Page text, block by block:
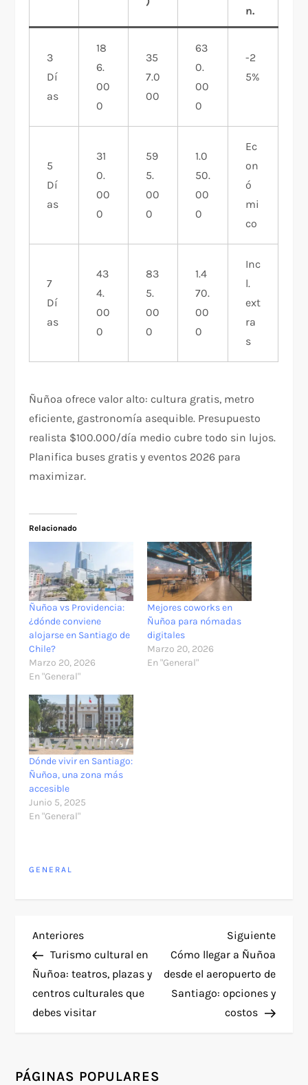
n.
3
Dí
as
18
6.
00
0
35
7.0
00
63
0.
00
0
-2
5%
5
Dí
as
31
0.
00
0
59
5.
00
0
1.0
50.
00
0
Ec
on
ó
mi
co
7
Dí
as
43
4.
00
0
83
5.
00
0
1.4
70.
00
0
Inc
l.
ext
ra
s
Ñuñoa ofrece valor alto: cultura gratis, metro
eficiente, gastronomía asequible. Presupuesto
realista $100.000/día medio cubre todo sin lujos.
Planifica buses gratis y eventos 2026 para
maximizar.
Relacionado
Ñuñoa vs Providencia:
¿dónde conviene
alojarse en Santiago de
Chile?
Marzo 20, 2026
En "General"
Mejores coworks en
Ñuñoa para nómadas
digitales
Marzo 20, 2026
En "General"
Dónde vivir en Santiago:
Ñuñoa, una zona más
accesible
Junio 5, 2025
En "General"
GENERAL
N
a
v
g
Entrada
anterior
Anteriores
Turismo cultural en
Ñuñoa: teatros, plazas y
centros culturales que
debes visitar
Siguiente
Cómo llegar a Ñuñoa
desde el aeropuerto de
Santiago: opciones y
costos
PÁGINAS POPULARES